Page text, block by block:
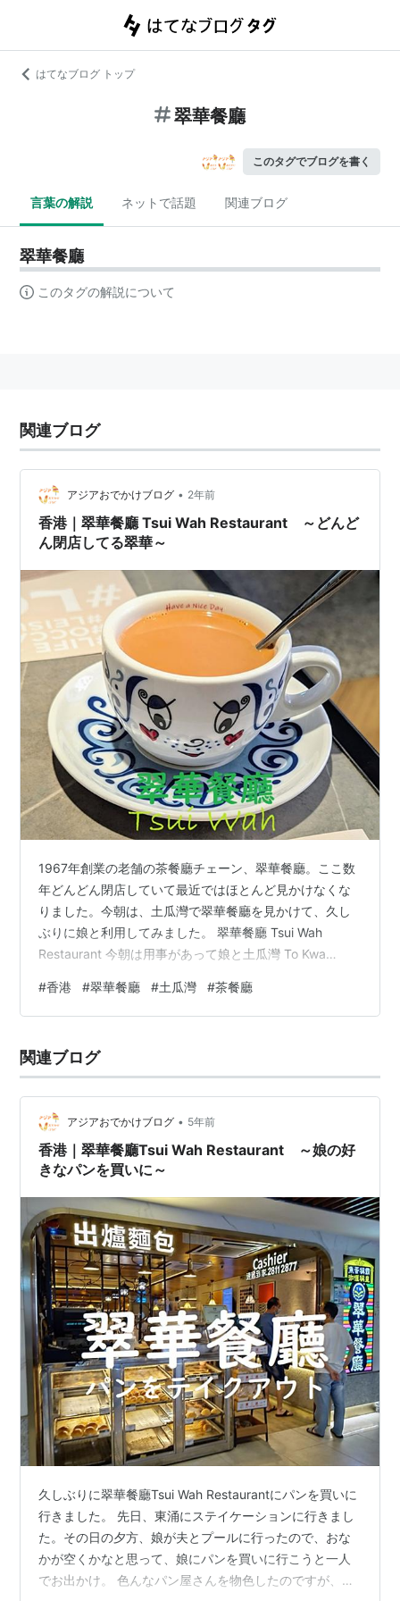
はてなブログ トップ
翠華餐廳
このタグでブログを書く
言葉の解説 ネットで話題 関連ブログ
翠華餐廳
このタグの解説について
関連ブログ
アジアおでかけブログ • 2年前
香港｜翠華餐廳 Tsui Wah Restaurant ～どんど
ん閉店してる翠華～
1967年創業の老舗の茶餐廳チェーン、翠華餐廳。ここ数
年どんどん閉店していて最近ではほとんど見かけなくな
りました。今朝は、土瓜灣で翠華餐廳を見かけて、久し
ぶりに娘と利用してみました。 翠華餐廳 Tsui Wah
Restaurant 今朝は用事があって娘と土瓜灣 To Kwa
せた後、空腹に耐えられず、娘とどこかで食事をしよう
と町をウロウロ。もうどこでもいいよねーなんて言いな
Restaurant（チョイワー・レストラン）を発見。 翠華餐
廳 Tsui Wah Restauran…
#香港 #翠華餐廳 #土瓜灣 #茶餐廳
関連ブログ
アジアおでかけブログ • 5年前
香港｜翠華餐廳Tsui Wah Restaurant ～娘の好
きなパンを買いに～
久しぶりに翠華餐廳Tsui Wah Restaurantにパンを買いに
行きました。 先日、東涌にステイケーションに行きまし
た。その日の夕方、娘が夫とプールに行ったので、おな
かが空くかなと思って、娘にパンを買いに行こうと一人
でお出かけ。 色んなパン屋さんを物色したのですが、結